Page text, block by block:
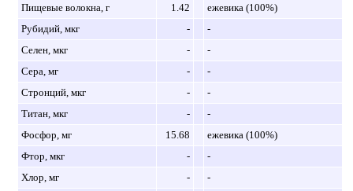
Пищевые волокна, г
1.42
ежевика (100%)
Рубидий, мкг
-
-
Селен, мкг
-
-
Сера, мг
-
-
Стронций, мкг
-
-
Титан, мкг
-
-
Фосфор, мг
15.68
ежевика (100%)
Фтор, мкг
-
-
Хлор, мг
-
-